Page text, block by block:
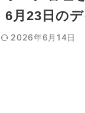
6月23日の
2026年6月14日